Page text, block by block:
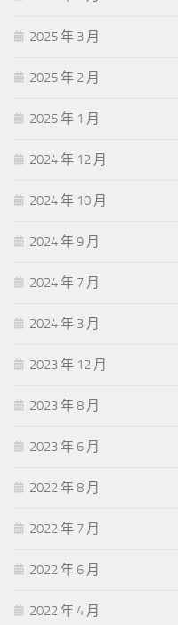
2025 年 3 月
2025 年 2 月
2025 年 1 月
2024 年 12 月
2024 年 10 月
2024 年 9 月
2024 年 7 月
2024 年 3 月
2023 年 12 月
2023 年 8 月
2023 年 6 月
2022 年 8 月
2022 年 7 月
2022 年 6 月
2022 年 4 月